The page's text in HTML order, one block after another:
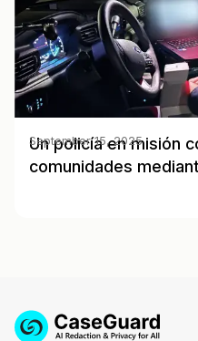
Un policía en misión
comunidades
September 15, 2025